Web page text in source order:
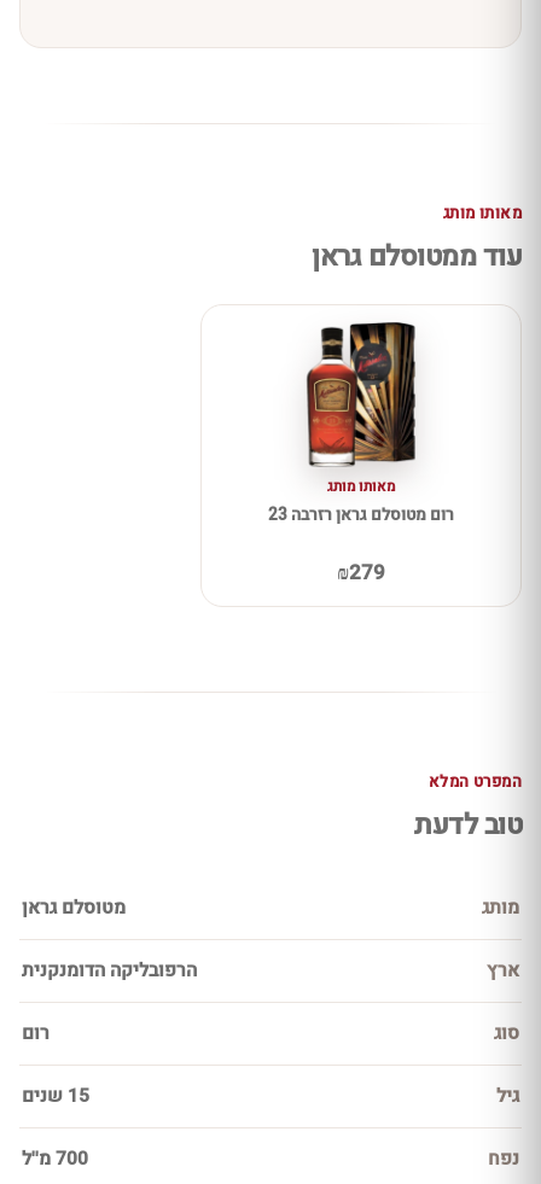
מאותו מותג
עוד ממטוסלם גראן
מאותו מותג
רום מטוסלם גראן רזרבה 23
₪279
המפרט המלא
טוב לדעת
מותג מטוסלם גראן
ארץ הרפובליקה הדומנקנית
סוג רום
גיל 15 שנים
נפח 700 מ''ל